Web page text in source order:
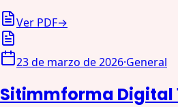
Ver PDF→
23 de marzo de 2026·General
Sitimmforma Digital